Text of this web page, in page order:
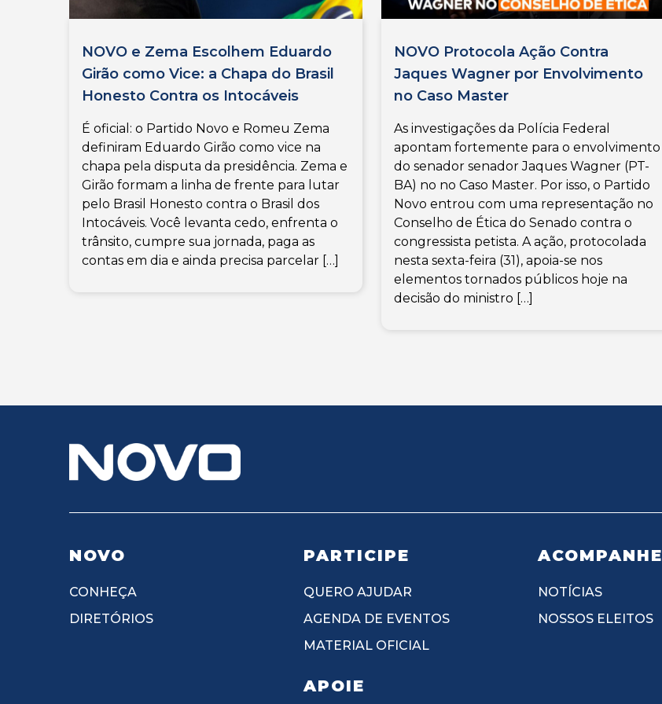
NOVO e Zema Escolhem Eduardo
Girão como Vice: a Chapa do Brasil
Honesto Contra os Intocáveis
É oficial: o Partido Novo e Romeu Zema
definiram Eduardo Girão como vice na
chapa pela disputa da presidência. Zema e
Girão formam a linha de frente para lutar
pelo Brasil Honesto contra o Brasil dos
Intocáveis. Você levanta cedo, enfrenta o
trânsito, cumpre sua jornada, paga as
contas em dia e ainda precisa parcelar […]
NOVO Protocola Ação Contra
Jaques Wagner por Envolvimento
no Caso Master
As investigações da Polícia Federal
apontam fortemente para o envolvimento
do senador senador Jaques Wagner (PT-
BA) no no Caso Master. Por isso, o Partido
Novo entrou com uma representação no
Conselho de Ética do Senado contra o
congressista petista. A ação, protocolada
nesta sexta-feira (31), apoia-se nos
elementos tornados públicos hoje na
decisão do ministro […]
NOVO
CONHEÇA
DIRETÓRIOS
PARTICIPE
QUERO AJUDAR
AGENDA DE EVENTOS
MATERIAL OFICIAL
APOIE
ACOMPANHE
NOTÍCIAS
NOSSOS ELEITOS